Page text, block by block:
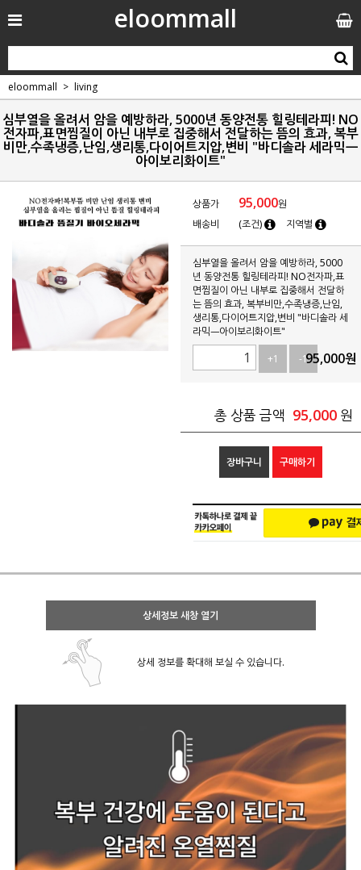
eloommall
eloommall living
심부열을 올려서 암을 예방하라, 5000년 동양전통 힐링테라피! NO
전자파,표면찜질이 아닌 내부로 집중해서 전달하는 뜸의 효과, 복부
비만,수족냉증,난임,생리통,다이어트지압,변비 "바디솔라 세라믹ㅡ
아이보리화이트"
상품가 95,000원
배송비
(조건) 지역별
심부열을 올려서 암을 예방하라, 5000
년 동양전통 힐링테라피! NO전자파,표
면찜질이 아닌 내부로 집중해서 전달하
는 뜸의 효과, 복부비만,수족냉증,난임,
생리통,다이어트지압,변비 "바디솔라 세
라믹ㅡ아이보리화이트"
+1
-195,000원
총 상품 금액 95,000 원
장바구니 구매하기
상세정보 새창 열기
상세 정보를 확대해 보실 수 있습니다.